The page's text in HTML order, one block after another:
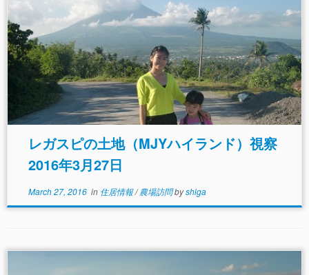
レガスピの土地（MJYハイランド）視察
2016年3月27日
March 27, 2016in 住居情報/農場訪問byshiga